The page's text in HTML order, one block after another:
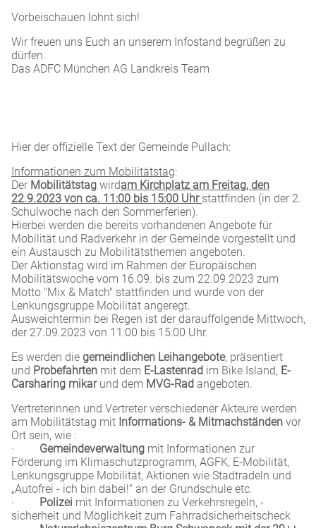
Vorbeischauen lohnt sich!
Wir freuen uns Euch an unserem Infostand begrüßen zu
dürfen.
Das ADFC München AG Landkreis Team
Hier der offizielle Text der Gemeinde Pullach:
Informationen zum Mobilitätstag:
Der Mobilitätstag wirdam Kirchplatz am Freitag, den
22.9.2023 von ca. 11:00 bis 15:00 Uhr stattfinden (in der 2.
Schulwoche nach den Sommerferien).
Hierbei werden die bereits vorhandenen Angebote für
Mobilität und Radverkehr in der Gemeinde vorgestellt und
ein Austausch zu Mobilitätsthemen angeboten.
Der Aktionstag wird im Rahmen der Europäischen
Mobilitätswoche vom 16.09. bis zum 22.09.2023 zum
Motto "Mix & Match" stattfinden und wurde von der
Lenkungsgruppe Mobilität angeregt.
Ausweichtermin bei Regen ist der darauffolgende Mittwoch,
der 27.09.2023 von 11:00 bis 15:00 Uhr.
Es werden die gemeindlichen Leihangebote, präsentiert
und Probefahrten mit dem E-Lastenrad im Bike Island, E-
Carsharing mikarund dem MVG-Rad angeboten.
Vertreterinnen und Vertreter verschiedener Akteure werden
am Mobilitätstag mit Informations- & Mitmachständen vor
Ort sein, wie :
· Gemeindeverwaltung mit Informationen zur
Förderung im Klimaschutzprogramm, AGFK, E-Mobilität,
Lenkungsgruppe Mobilität, Aktionen wie Stadtradeln und
„Autofrei - ich bin dabei!“ an der Grundschule etc.
· Polizei mit Informationen zu Verkehrsregeln, -
sicherheit und Möglichkeit zum Fahrradsicherheitscheck